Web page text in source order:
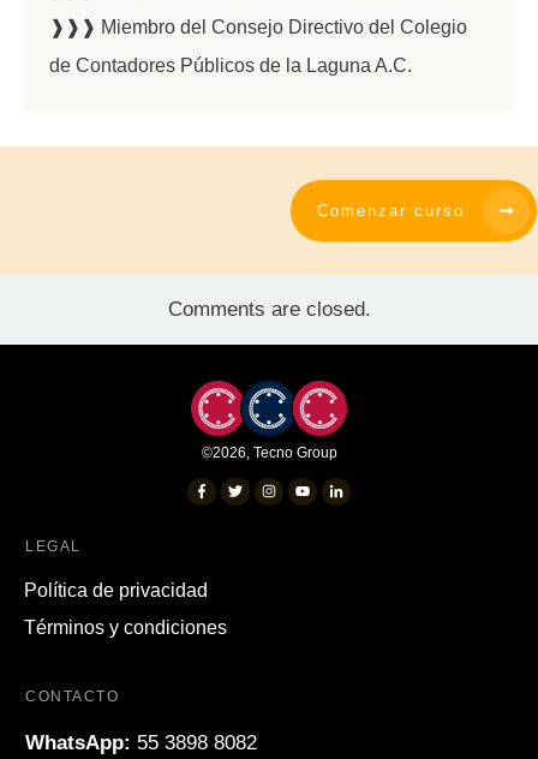
❱❱❱ Miembro del Consejo Directivo del Colegio
de Contadores Públicos de la Laguna A.C.
Comenzar curso
Comments are closed.
©2026 Tecno Group
LEGAL
Política de privacidad
Términos y condiciones
CONTACTO
WhatsApp: 55 3898 8082